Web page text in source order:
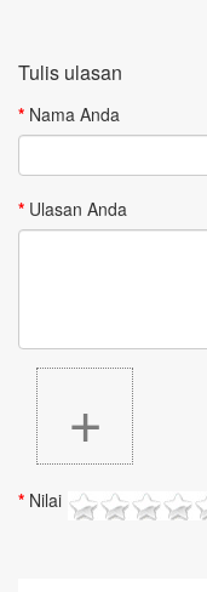
Tulis ulasan
Nama Anda
Ulasan Anda
+
Nilai